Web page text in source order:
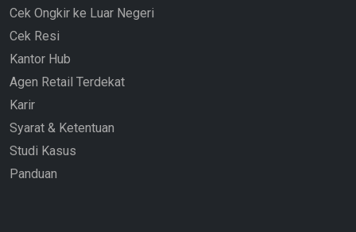
Cek Ongkir ke Luar Negeri
Cek Resi
Kantor Hub
Agen Retail Terdekat
Karir
Syarat & Ketentuan
Studi Kasus
Panduan